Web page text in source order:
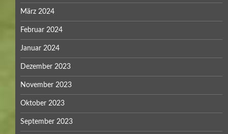
März 2024
Februar 2024
Januar 2024
Dezember 2023
November 2023
Oktober 2023
September 2023